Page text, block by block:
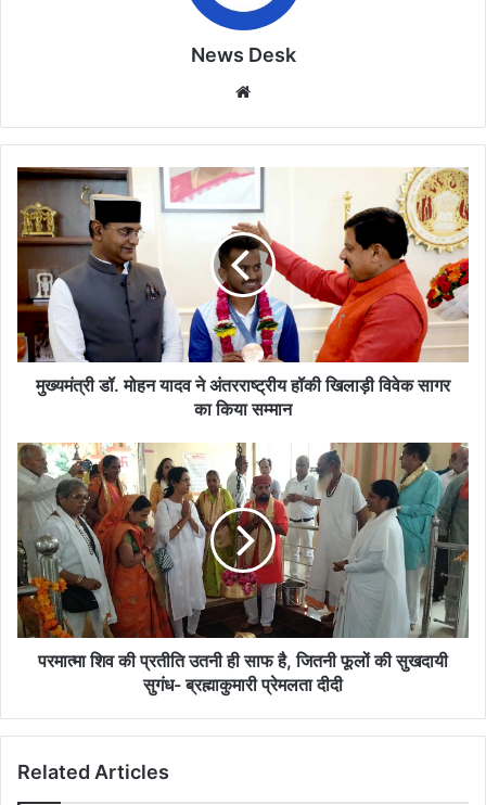
News Desk
मुख्यमंत्री
डॉ.
मोहन
यादव
अंतरराष्ट्रीय
हॉकी
खिलाड़ी
विवेक
सागर
सम्मान
मुख्यमंत्री डॉ. मोहन यादव ने अंतरराष्ट्रीय हॉकी खिलाड़ी विवेक सागर
का किया सम्मान
परमात्मा
शिव
की
प्रतीति
उतनी
ही
साफ
है,
जितनी
फूलों
प्रेमलता
परमात्मा शिव की प्रतीति उतनी ही साफ है, जितनी फूलों की सुखदायी
सुगंध- ब्रह्माकुमारी प्रेमलता दीदी
Related Articles